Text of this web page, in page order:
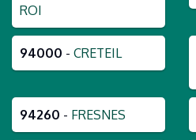
ROI
94000 - CRETEIL
94260 - FRESNES